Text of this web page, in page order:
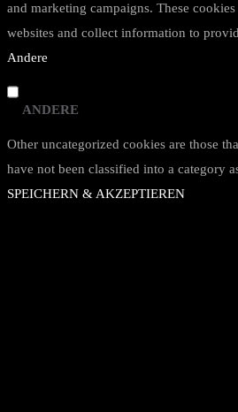
and marketing campaigns. These
websites and collect information to
Andere
ANDERE
Other uncategorized cookies are those
have not been classified into a category
SPEICHERN & AKZEPTIEREN